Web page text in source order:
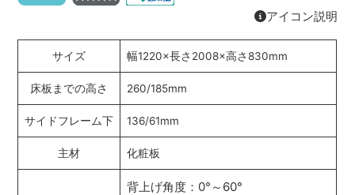
アイコン説明
サイズ 幅1220×長さ2008×高さ830mm
床板までの高さ 260/185mm
サイドフレーム下 136/61mm
主材 化粧板
背上げ角度：0°～60°